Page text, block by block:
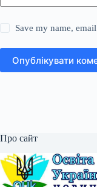
Save my name,
Опублікувати
Про сайт